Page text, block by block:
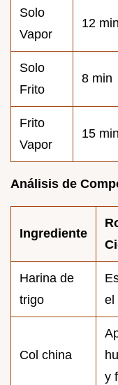
Solo
Vapor
12 min
Solo
Frito
8 min
Frito
Vapor
15 min
Análisis de
Ingrediente
Harina de
trigo
el
Col china
y